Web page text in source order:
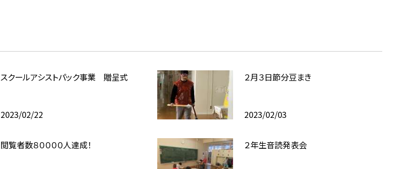
スクールアシストパック事業 贈呈式
2023/02/22
２月３日節分豆まき
2023/02/03
閲覧者数８００００人達成！ ２年生音読発表会